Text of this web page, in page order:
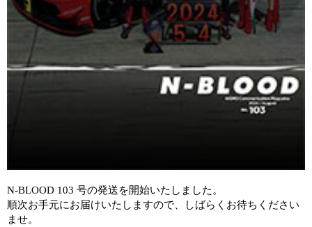
N-BLOOD 103 号の発送を開始いたしました。
順次お手元にお届けいたしますので、しばらくお待ちください
ませ。